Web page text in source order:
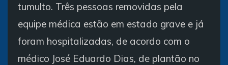
tumulto. Três pessoas removidas pela
equipe médica estão em estado grave e já
foram hospitalizadas, de acordo com o
médico José Eduardo Dias, de plantão no